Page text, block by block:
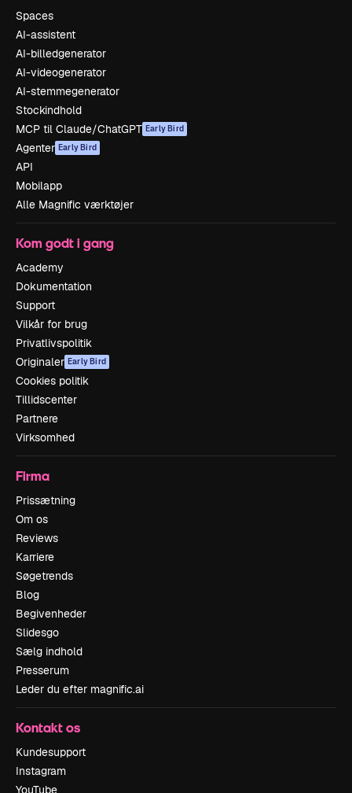
Spaces
AI-assistent
AI-billedgenerator
AI-videogenerator
AI-stemmegenerator
Stockindhold
MCP til Claude/ChatGPT Early Bird
Agenter Early Bird
API
Mobilapp
Alle Magnific værktøjer
Kom godt i gang
Academy
Dokumentation
Support
Vilkår for brug
Privatlivspolitik
Originaler Early Bird
Cookies politik
Tillidscenter
Partnere
Virksomhed
Firma
Prissætning
Om os
Reviews
Karriere
Søgetrends
Blog
Begivenheder
Slidesgo
Sælg indhold
Presserum
Leder du efter magnific.ai
Kontakt os
Kundesupport
Instagram
YouTube